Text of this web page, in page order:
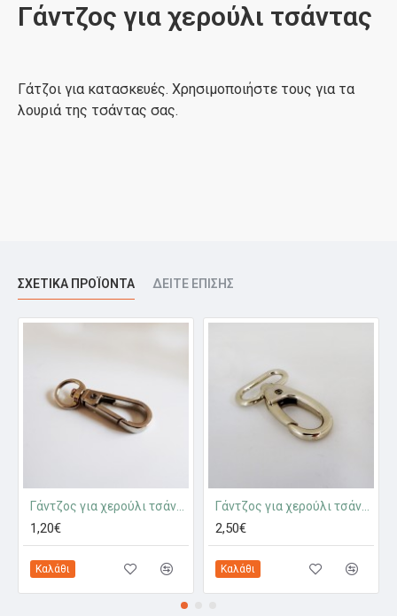
Γάντζος για χερούλι τσάντας
Γάτζοι για κατασκευές. Χρησιμοποιήστε τους για τα
λουριά της τσάντας σας.
ΣΧΕΤΙΚΆ ΠΡΟΪΌΝΤΑ ΔΕΊΤΕ ΕΠΊΣΗΣ
Γάντζος για χερούλι τσάντας ασημένιο
1,20€
Καλάθι
Γάντζος για χερούλι τσάντας ασημί
2,50€
Καλάθι